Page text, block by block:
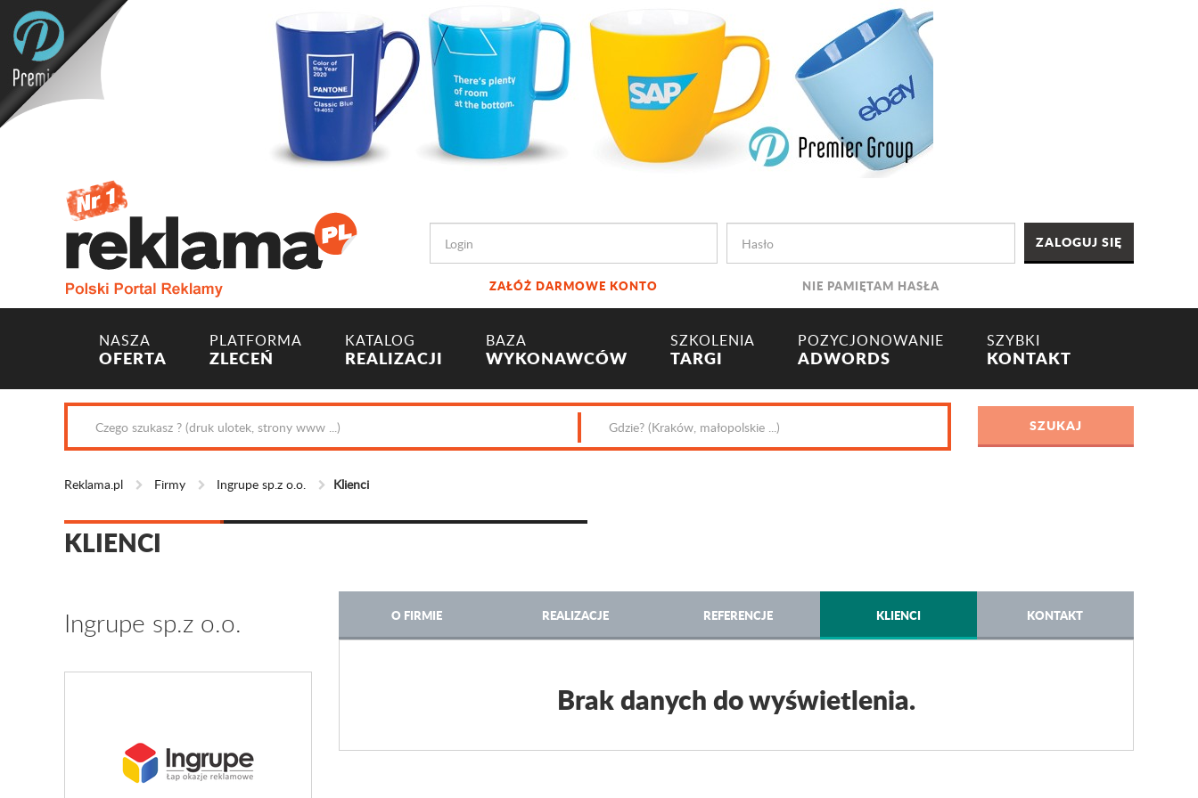
ZAŁÓŻ DARMOWE KONTO NIE PAMIĘTAM HASŁA
NASZA
OFERTA
PLATFORMA
ZLECEŃ
KATALOG
REALIZACJI
BAZA
WYKONAWCÓW
SZKOLENIA
TARGI
POZYCJONOWANIE
ADWORDS
SZYBKI
KONTAKT
Reklama.pl Firmy Ingrupe sp.z o.o. Klienci
KLIENCI
Ingrupe sp.z o.o. O FIRMIE REALIZACJE REFERENCJE KLIENCI KONTAKT
Brak danych do wyświetlenia.